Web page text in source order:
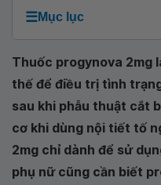
☰Mục lục
Thuốc progynova 2mg
thế để điều trị tình
sau khi phẫu thuật cắt
cơ khi dùng nội tiết tố
2mg chỉ dành để sử
phụ nữ cũng cần biết